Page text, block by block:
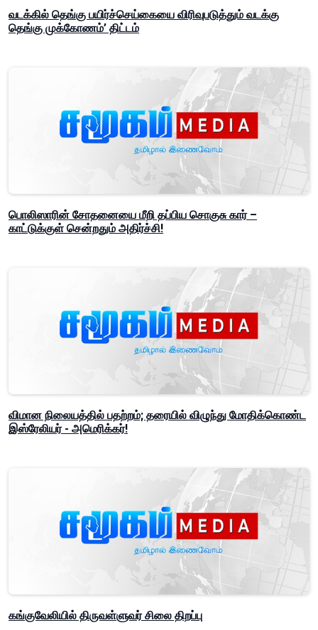
வடக்கில் தெங்கு பயிர்ச்செய்கையை விரிவுபடுத்தும் வடக்கு
தெங்கு முக்கோணம்’ திட்டம்
பொலிஸாரின் சோதனையை மீறி தப்பிய சொகுசு கார் –
காட்டுக்குள் சென்றதும் அதிர்ச்சி!
விமான நிலையத்தில் பதற்றம்; தரையில் விழுந்து மோதிக்கொண்ட
இஸ்ரேலியர் - அமெரிக்கர்!
கங்குவேலியில் திருவள்ளுவர் சிலை திறப்பு